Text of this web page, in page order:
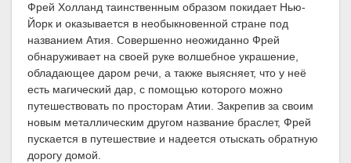
Фрей Холланд таинственным образом покидает Нью-
Йорк и оказывается в необыкновенной стране под
названием Атия. Совершенно неожиданно Фрей
обнаруживает на своей руке волшебное украшение,
обладающее даром речи, а также выясняет, что у неё
есть магический дар, с помощью которого можно
путешествовать по просторам Атии. Закрепив за своим
новым металлическим другом название браслет, Фрей
пускается в путешествие и надеется отыскать обратную
дорогу домой.